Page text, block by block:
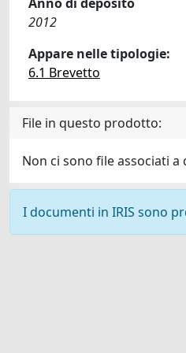
2012
Appare nelle tipologie:
6.1 Brevetto
File in questo prodotto:
Non ci sono file associati
I documenti in IRIS sono